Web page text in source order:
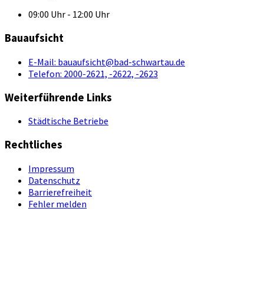
09:00 Uhr - 12:00 Uhr
Bauaufsicht
E-Mail: bauaufsicht@bad-schwartau.de
Telefon: 2000-2621, -2622, -2623
Weiterführende Links
Städtische Betriebe
Rechtliches
Impressum
Datenschutz
Barrierefreiheit
Fehler melden